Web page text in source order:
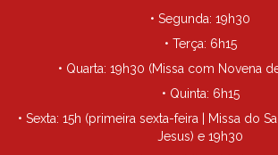
• Segunda: 19h30
• Terça: 6h15
• Quarta: 19h30 (Missa com Novena
• Quinta: 6h15
• Sexta: 15h (primeira sexta-feira | Missa do
Jesus) e 19h30